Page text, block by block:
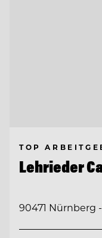
TOP
Lehrieder
90471 Nürnberg